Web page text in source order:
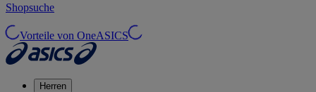
Shopsuche
Vorteile von OneASICS
Herren